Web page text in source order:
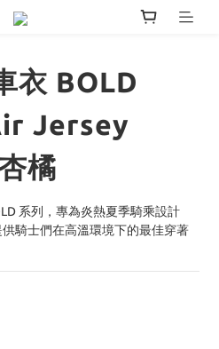
衣 BOLD
Jersey
橘
系列，專為炎熱夏季騎乘設計
騎士們在高溫環境下的最佳穿著